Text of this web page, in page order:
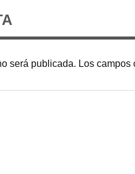
será publicada. Los campos